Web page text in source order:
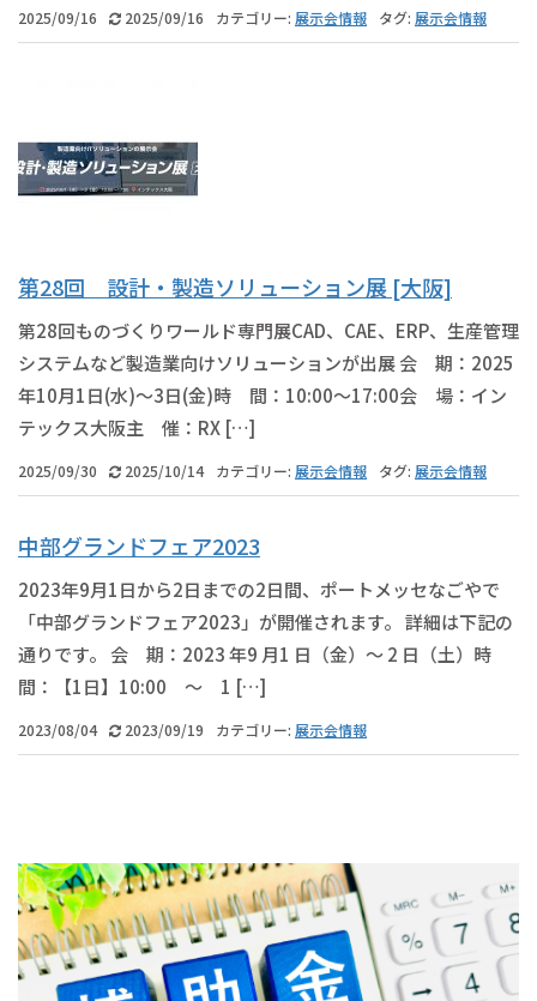
2025/09/16 2025/09/16 カテゴリー: 展示会情報 タグ: 展示会情報
第28回 設計・製造ソリューション展 [大阪]
第28回ものづくりワールド専門展CAD、CAE、ERP、生産管理
システムなど製造業向けソリューションが出展 会 期：2025
年10月1日(水)～3日(金)時 間：10:00～17:00会 場：イン
テックス大阪主 催：RX […]
2025/09/30 2025/10/14 カテゴリー: 展示会情報 タグ: 展示会情報
中部グランドフェア2023
2023年9月1日から2日までの2日間、ポートメッセなごやで
「中部グランドフェア2023」が開催されます。 詳細は下記の
通りです。 会 期：2023 年9 月1 日（金）～ 2 日（土）時
間：【1日】10:00 ～ 1 […]
2023/08/04 2023/09/19 カテゴリー: 展示会情報